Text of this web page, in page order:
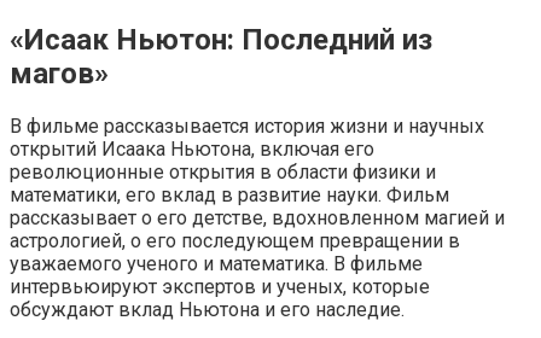
«Исаак Ньютон: Последний из
магов»
В фильме рассказывается история жизни и научных
открытий Исаака Ньютона, включая его
революционные открытия в области физики и
математики, его вклад в развитие науки. Фильм
рассказывает о его детстве, вдохновленном магией и
астрологией, о его последующем превращении в
уважаемого ученого и математика. В фильме
интервьюируют экспертов и ученых, которые
обсуждают вклад Ньютона и его наследие.